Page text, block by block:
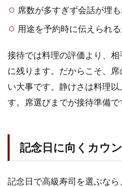
い時
向き
2.5
町の
高級
で迷
った
席数が多すぎず会話が埋
用途を予約時に伝えられ
接待では料理の評価より、
に残ります。だからこそ、
い大事です。静けさは料理
す。席選びまでが接待準備で
記念日に向くカウ
記念日で高級寿司を選ぶな